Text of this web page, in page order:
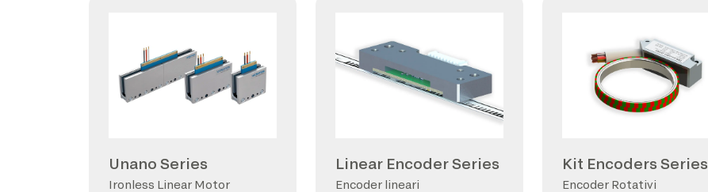
Unano Series
Ironless Linear Motor
Linear Encoder Series
Encoder lineari
Kit Encoders Series
Encoder Rotativi